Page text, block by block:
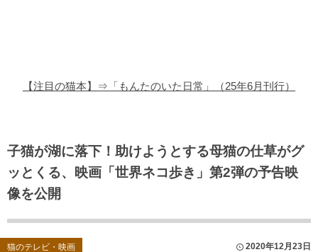
【注目の猫本】⇒「もんたのいた日常」（25年6月刊行）
子猫が湖に落下！助けようとする母猫の仕草がグ
ッとくる、映画「世界ネコ歩き」第2弾の予告映
像を公開
猫のテレビ・映画 2020年12月23日
猫のゲーム・アプリ